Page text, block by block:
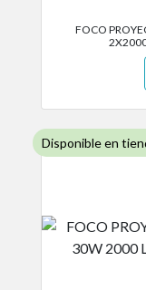
FOCO
Disponible en